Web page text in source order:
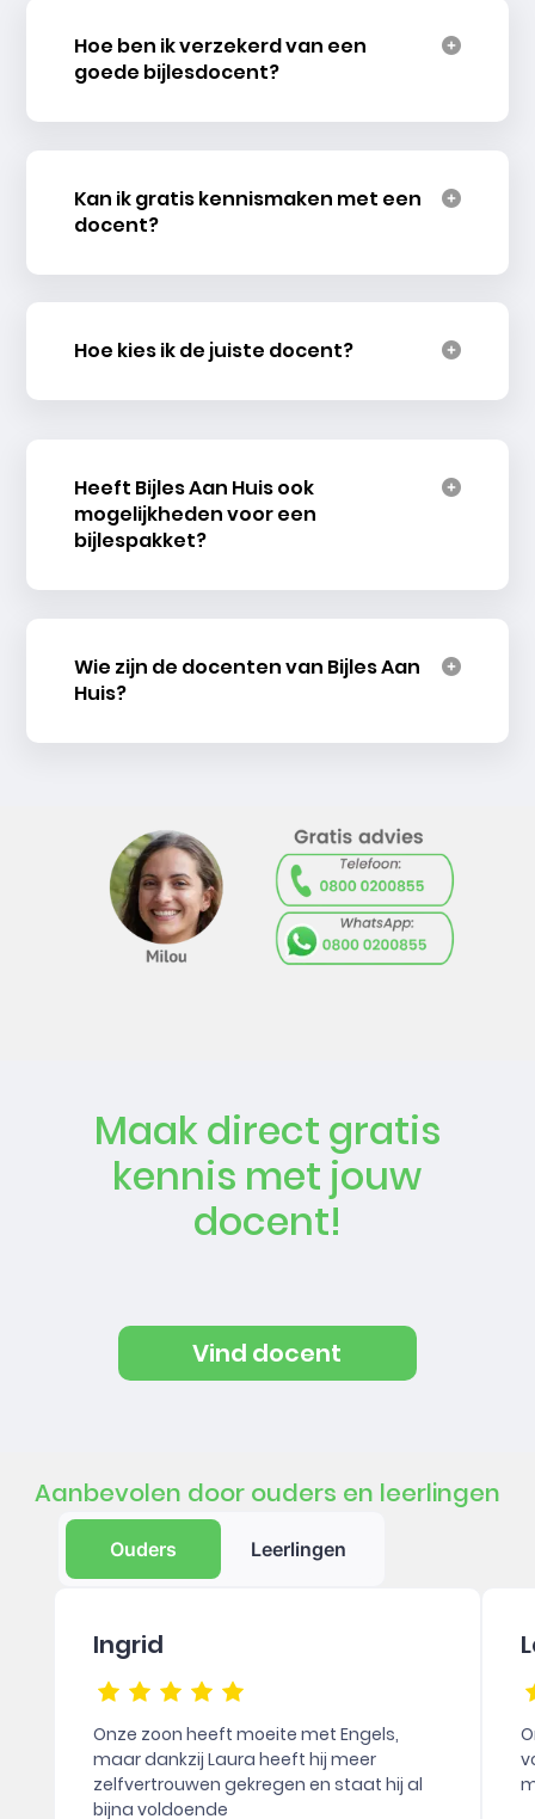
Hoe ben ik verzekerd van een
goede bijlesdocent?
Kan ik gratis kennismaken met een
docent?
Hoe kies ik de juiste docent?
Heeft Bijles Aan Huis ook
mogelijkheden voor een
bijlespakket?
Wie zijn de docenten van Bijles Aan
Huis?
Maak direct gratis
kennis met jouw
docent!
Vind docent
Aanbevolen door ouders en leerlingen
Ouders Leerlingen
Ingrid
Onze zoon heeft moeite met Engels,
maar dankzij Laura heeft hij meer
zelfvertrouwen gekregen en staat hij al
bijna voldoende